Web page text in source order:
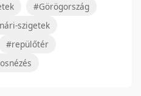
#Görögország
szigetek
#repülőtér